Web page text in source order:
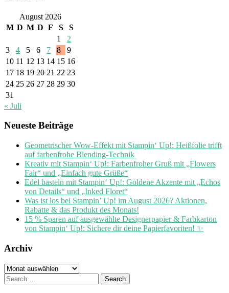
August 2026
M D M D F S
S
1
2
3
4 5 6 7 8
9
10 11 12 13 14 15 16
17 18 19 20 21 22 23
24 25 26 27 28 29 30
31
« Juli
Neueste Beiträge
Geometrischer Wow-Effekt mit Stampin‘ Up!: Heißfolie trifft
auf farbenfrohe Blending-Technik
Kreativ mit Stampin‘ Up!: Farbenfroher Gruß mit „Flowers
Fair“ und „Einfach gute Grüße“
Edel basteln mit Stampin‘ Up!: Goldene Akzente mit „Echos
von Details“ und „Inked Floret“
Was ist los bei Stampin’ Up! im August 2026? Aktionen,
Rabatte & das Produkt des Monats!
15 % Sparen auf ausgewählte Designerpapier & Farbkarton
von Stampin‘ Up!: Sichere dir deine Papierfavoriten! ✨
Archiv
Archiv
Search
for: